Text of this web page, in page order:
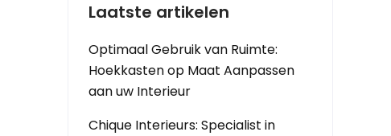
Laatste artikelen
Optimaal Gebruik van Ruimte:
Hoekkasten op Maat Aanpassen
aan uw Interieur
Chique Interieurs: Specialist in